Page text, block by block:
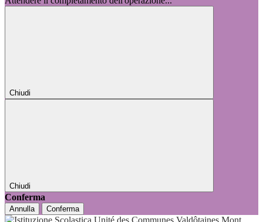
Chiudi
Chiudi
Conferma
Annulla Conferma